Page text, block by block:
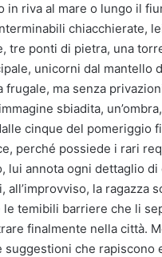
in riva al mare o lungo il
chiacchierate,
tre ponti di pietra, una
unicorni dal mantello
frugale, ma senza
sbiadita,
cinque del pomeriggio
perché possiede i rari
lui annota ogni dettaglio
all’improvviso, la
temibili barriere che li
finalmente nella città.
suggestioni che rapiscono